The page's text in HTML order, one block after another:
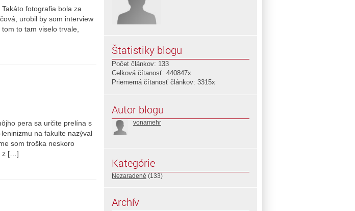
fotografia bola za
urobil by som interview
to tam viselo trvale,
pera sa určite prelína s
na fakulte nazýval
som troška neskoro
z […]
Štatistiky blogu
Počet článkov: 133
Celková čítanosť: 440847x
Priemerná čítanosť článkov: 3315x
Autor blogu
vonamehr
Kategórie
Nezaradené (133)
Archív